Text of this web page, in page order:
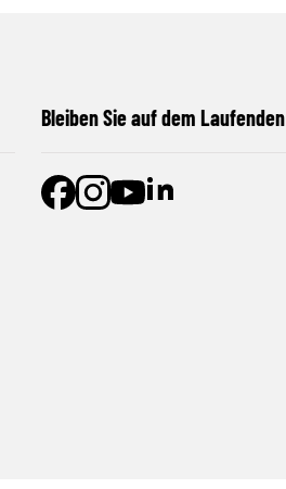
Bleiben Sie auf dem Laufenden